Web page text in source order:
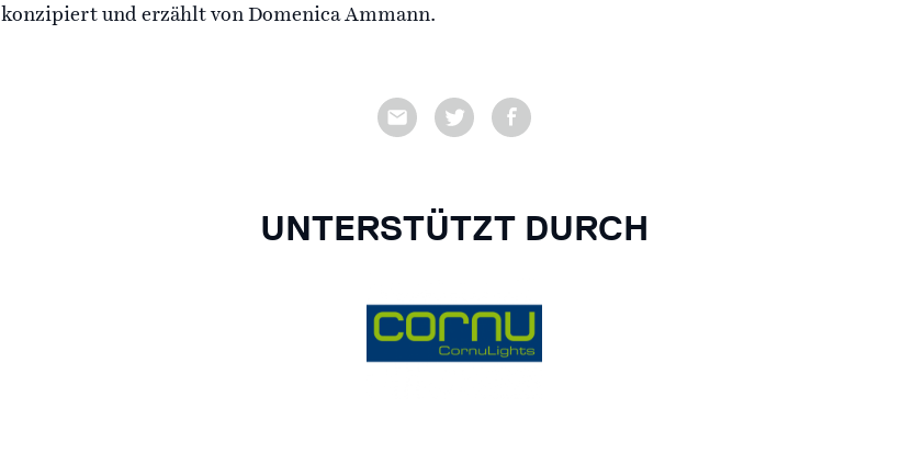
konzipiert und erzählt von Domenica Ammann.
UNTERSTÜTZT DURCH